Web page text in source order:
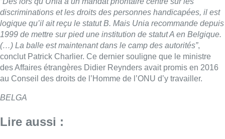
discriminations et les droits des personnes handicapées, il est
logique qu’il ait reçu le statut B. Mais Unia recommande depuis
1999 de mettre sur pied une institution de statut A en Belgique.
(…) La balle est maintenant dans le camp des autorités”,
conclut Patrick Charlier. Ce dernier souligne que le ministre
des Affaires étrangères Didier Reynders avait promis en 2016
au Conseil des droits de l’Homme de l’ONU d’y travailler.
BELGA
Lire aussi :